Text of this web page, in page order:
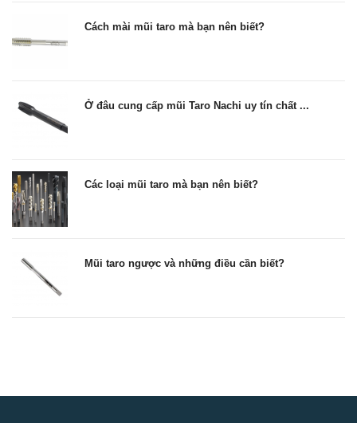
Cách mài mũi taro mà bạn nên biết?
Ở đâu cung cấp mũi Taro Nachi uy tín chất ...
Các loại mũi taro mà bạn nên biết?
Mũi taro ngược và những điều cần biết?